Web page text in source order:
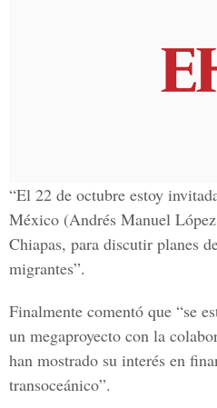
“El 22 de octubre estoy
México (Andrés Manuel
Chiapas, para discutir planes
migrantes”.
Finalmente comentó que “se
un megaproyecto con la
han mostrado su interés en
transoceánico”.